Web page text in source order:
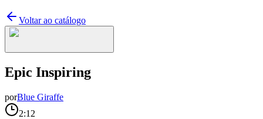
Voltar ao catálogo
Epic Inspiring
porBlue Giraffe
2:12